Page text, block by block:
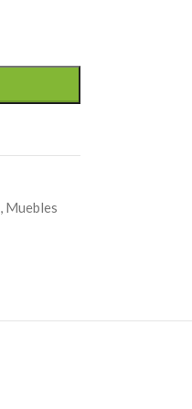
, Muebles